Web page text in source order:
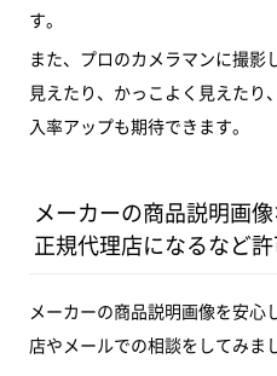
す。
また、プロのカメラマンに撮影
見えたり、かっこよく見えたり
入率アップも期待できます。
メーカーの商品説明画
正規代理店になるなど
メーカーの商品説明画像を安心
店やメールでの相談をしてみま